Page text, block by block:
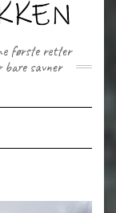
første retter
bare savner